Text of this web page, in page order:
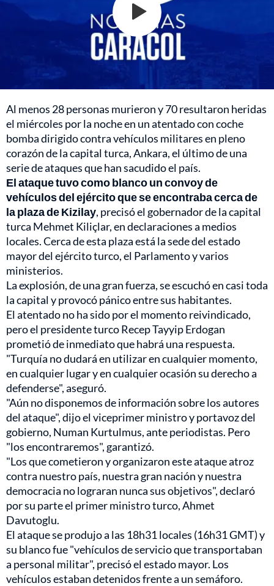
Al menos 28 personas murieron y 70 resultaron heridas
el miércoles por la noche en un atentado con coche
bomba dirigido contra vehículos militares en pleno
corazón de la capital turca, Ankara, el último de una
serie de ataques que han sacudido el país.
El ataque tuvo como blanco un convoy de
vehículos del ejército que se encontraba cerca de
la plaza de Kizilay, precisó el gobernador de la capital
turca Mehmet Kiliçlar, en declaraciones a medios
locales. Cerca de esta plaza está la sede del estado
mayor del ejército turco, el Parlamento y varios
ministerios.
La explosión, de una gran fuerza, se escuchó en casi toda
la capital y provocó pánico entre sus habitantes.
El atentado no ha sido por el momento reivindicado,
pero el presidente turco Recep Tayyip Erdogan
prometió de inmediato que habrá una respuesta.
"Turquía no dudará en utilizar en cualquier momento,
en cualquier lugar y en cualquier ocasión su derecho a
defenderse", aseguró.
"Aún no disponemos de información sobre los autores
del ataque", dijo el viceprimer ministro y portavoz del
gobierno, Numan Kurtulmus, ante periodistas. Pero
"los encontraremos", garantizó.
"Los que cometieron y organizaron este ataque atroz
contra nuestro país, nuestra gran nación y nuestra
democracia no lograran nunca sus objetivos", declaró
por su parte el primer ministro turco, Ahmet
Davutoglu.
El ataque se produjo a las 18h31 locales (16h31 GMT) y
su blanco fue "vehículos de servicio que transportaban
a personal militar", precisó el estado mayor. Los
vehículos estaban detenidos frente a un semáforo.